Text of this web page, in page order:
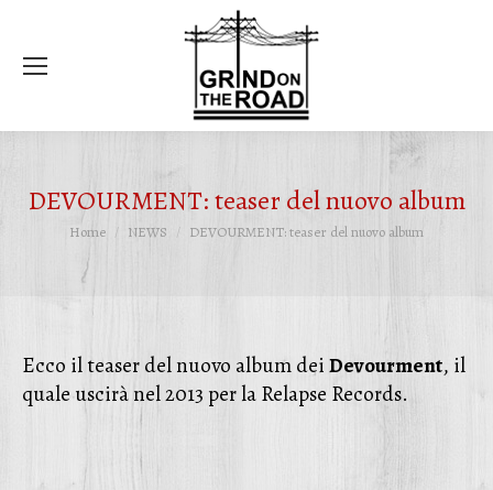
DEVOURMENT: teaser del nuovo album
Tu sei qui:
Home NEWS DEVOURMENT: teaser del nuovo album
Ecco il teaser del nuovo album deiDevourment, il
quale uscirà nel 2013 per la Relapse Records.